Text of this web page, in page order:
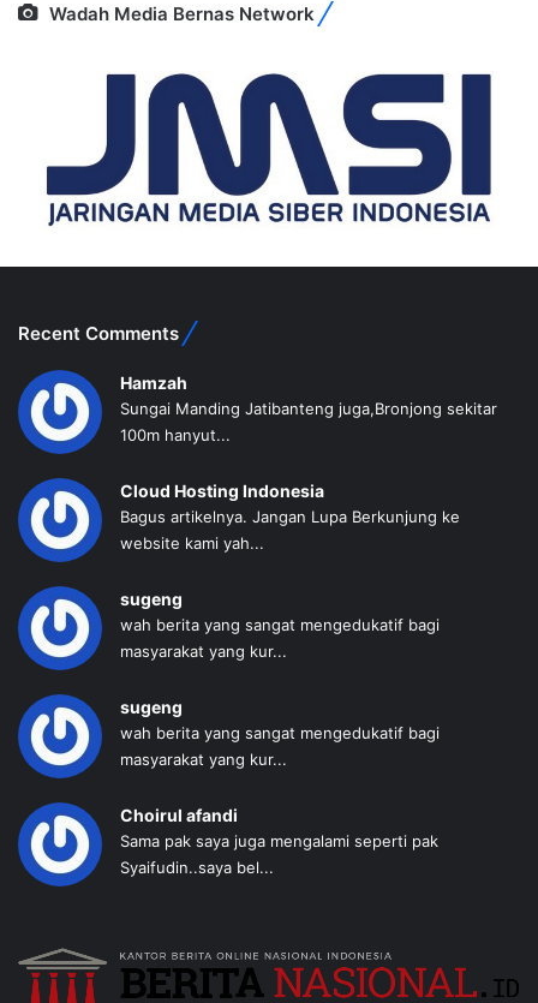
Wadah Media Bernas Network
Recent Comments
Hamzah
Sungai Manding Jatibanteng juga,Bronjong sekitar
100m hanyut...
Cloud Hosting Indonesia
Bagus artikelnya. Jangan Lupa Berkunjung ke
website kami yah...
sugeng
wah berita yang sangat mengedukatif bagi
masyarakat yang kur...
sugeng
wah berita yang sangat mengedukatif bagi
masyarakat yang kur...
Choirul afandi
Sama pak saya juga mengalami seperti pak
Syaifudin..saya bel...